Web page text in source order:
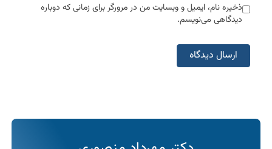
ذخیره نام، ایمیل و وبسایت من در مرورگر برای زمانی که دوباره
دیدگاهی می‌نویسم.